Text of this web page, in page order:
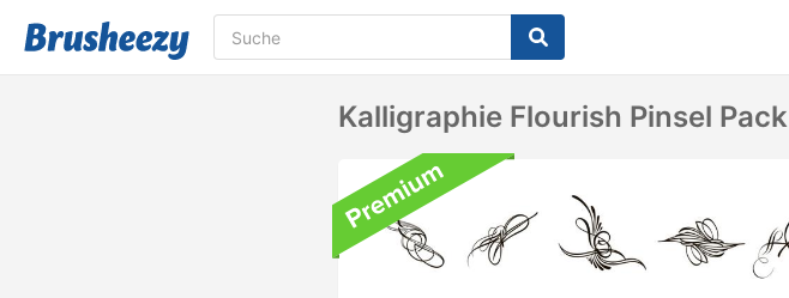
Kalligraphie Flourish Pinsel Pack